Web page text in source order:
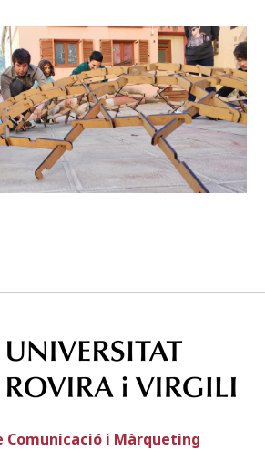
la cerca avançada
de la URV Agenda
Comunicació i Màrqueting